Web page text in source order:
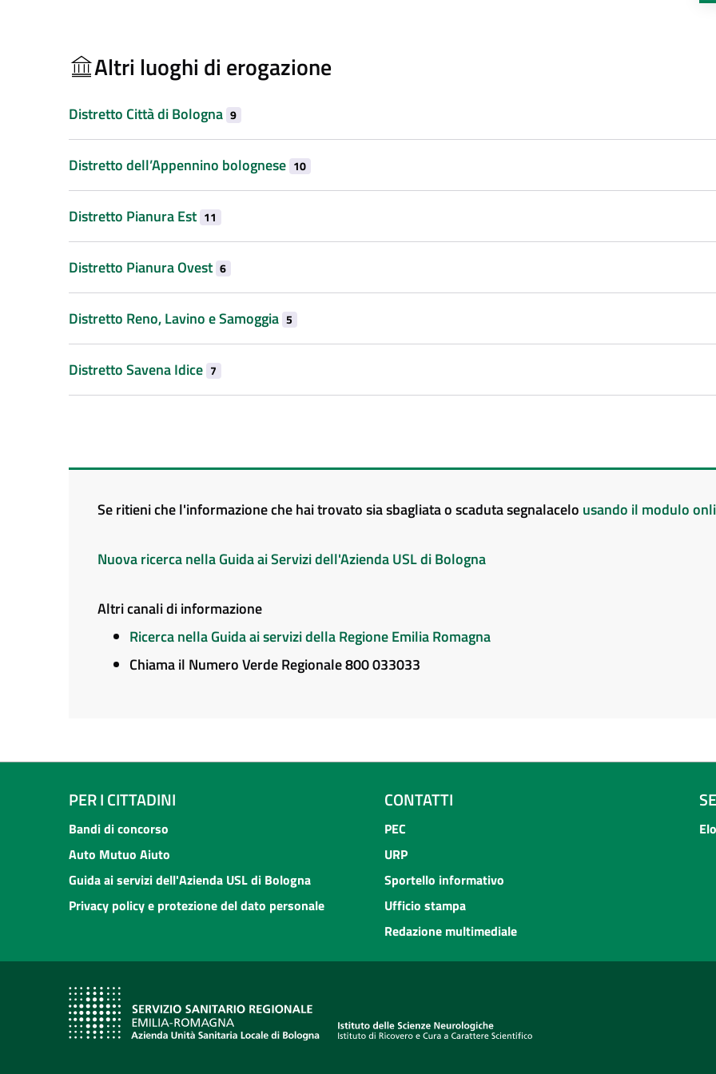
Altri luoghi di erogazione
Distretto Città di Bologna 9
Distretto dell’Appennino bolognese 10
Distretto Pianura Est 11
Distretto Pianura Ovest 6
Distretto Reno, Lavino e Samoggia 5
Distretto Savena Idice 7
Se ritieni che l'informazione che hai trovato sia sbagliata o scaduta segnalacelo usando il modulo
Nuova ricerca nella Guida ai Servizi dell'Azienda USL di Bologna
Altri canali di informazione
Ricerca nella Guida ai servizi della Regione Emilia Romagna
Chiama il Numero Verde Regionale 800 033033
PER I CITTADINI
Bandi di concorso
Auto Mutuo Aiuto
Guida ai servizi dell'Azienda USL di Bologna
Privacy policy e protezione del dato personale
CONTATTI
PEC
URP
Sportello informativo
Ufficio stampa
Redazione multimediale